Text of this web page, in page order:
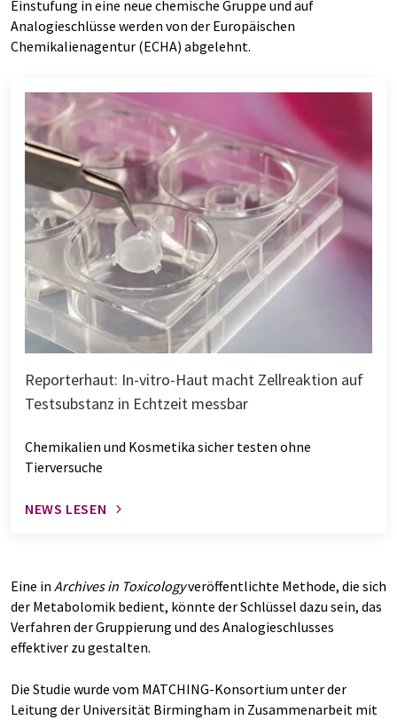
Einstufung in eine neue chemische Gruppe und auf
Analogieschlüsse werden von der Europäischen
Chemikalienagentur (ECHA) abgelehnt.
Reporterhaut: In-vitro-Haut macht Zellreaktion auf
Testsubstanz in Echtzeit messbar
Chemikalien und Kosmetika sicher testen ohne
Tierversuche
NEWS LESEN
Eine in Archives in Toxicologyveröffentlichte Methode, die sich
der Metabolomik bedient, könnte der Schlüssel dazu sein, das
Verfahren der Gruppierung und des Analogieschlusses
effektiver zu gestalten.
Die Studie wurde vom MATCHING-Konsortium unter der
Leitung der Universität Birmingham in Zusammenarbeit mit